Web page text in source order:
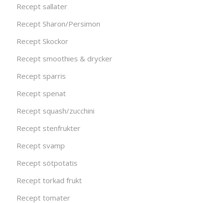
Recept sallater
Recept Sharon/Persimon
Recept Skockor
Recept smoothies & drycker
Recept sparris
Recept spenat
Recept squash/zucchini
Recept stenfrukter
Recept svamp
Recept sötpotatis
Recept torkad frukt
Recept tomater